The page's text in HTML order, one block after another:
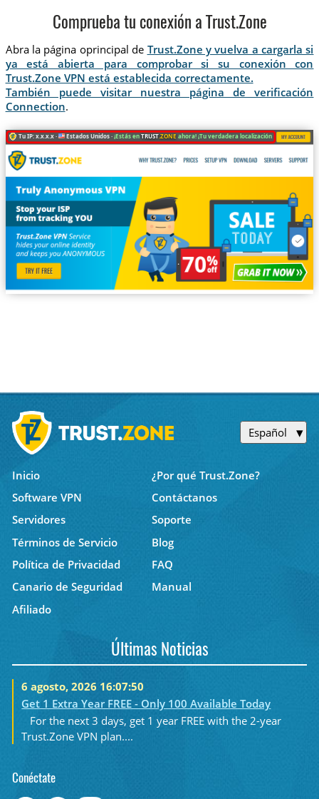
Comprueba tu conexión a Trust.Zone
Abra la página oprincipal de Trust.Zone y vuelva a cargarla si
ya está abierta para comprobar si su conexión con
Trust.Zone VPN está establecida correctamente.
También puede visitar nuestra página de verificación
Connection.
Tu IP: x.x.x.x · Estados Unidos ·¡Estás enTRUST.ZONE ahora! ¡Tu verdadera localización está oculta!
Español
Inicio
¿Por qué Trust.Zone?
Software VPN
Contáctanos
Servidores
Soporte
Términos de Servicio
Blog
Política de Privacidad
FAQ
Canario de Seguridad
Manual
Afiliado
Últimas Noticias
6 agosto, 2026 16:07:50
Get 1 Extra Year FREE - Only 100 Available Today
For the next 3 days, get 1 year FREE with the 2-year
Trust.Zone VPN plan....
Conéctate